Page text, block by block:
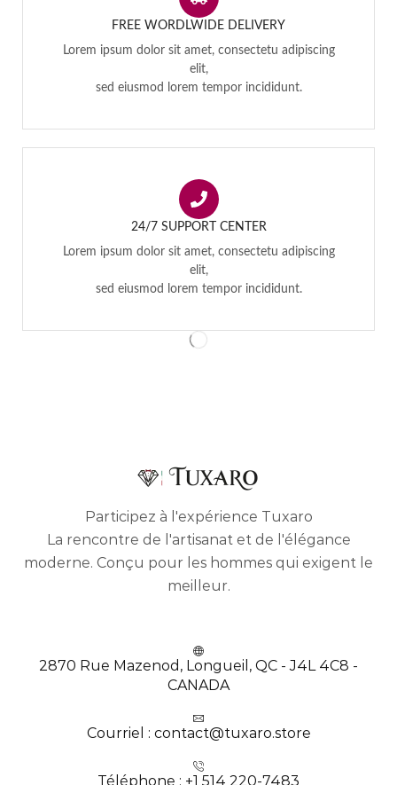
FREE WORDLWIDE DELIVERY
Lorem ipsum dolor sit amet, consectetu adipiscing
elit,
sed eiusmod lorem tempor incididunt.
24/7 SUPPORT CENTER
Lorem ipsum dolor sit amet, consectetu adipiscing
elit,
sed eiusmod lorem tempor incididunt.
Participez à l'expérience Tuxaro
La rencontre de l'artisanat et de l'élégance
moderne. Conçu pour les hommes qui exigent le
meilleur.
2870 Rue Mazenod, Longueil, QC - J4L 4C8 -
CANADA
Courriel : contact@tuxaro.store
Téléphone : +1 514 220-7483